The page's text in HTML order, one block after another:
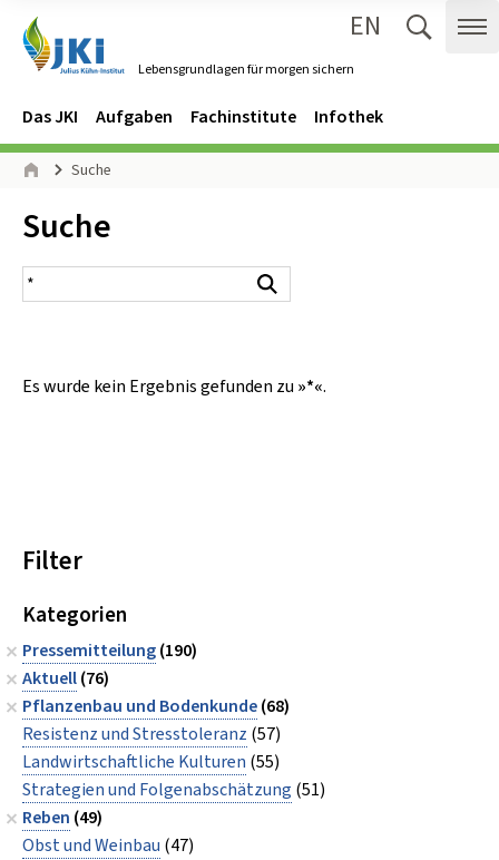
Lebensgrundlagen für morgen sichern
EN
Navigation
Hauptmenü
Das JKI Aufgaben Fachinstitute Infothek
Seitenpfad
Suche
Inhalt:
Suche
Suchergebnis
Es wurde kein Ergebnis gefunden zu »*«.
Filter
Kategorien
Pressemitteilung(190)
Aktuell(76)
Pflanzenbau und Bodenkunde(68)
Resistenz und Stresstoleranz (57)
Landwirtschaftliche Kulturen (55)
Strategien und Folgenabschätzung (51)
Reben (49)
Obst und Weinbau (47)